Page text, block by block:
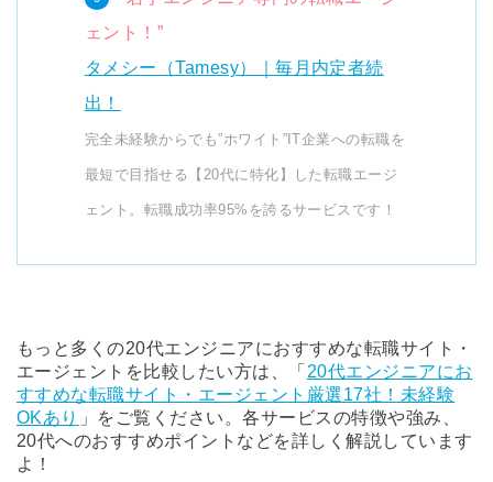
ェント！”
タメシー（Tamesy）｜毎月内定者続
出！
完全未経験からでも”ホワイト”IT企業への転職を
最短で目指せる【20代に特化】した転職エージ
ェント。転職成功率95%を誇るサービスです！
もっと多くの20代エンジニアにおすすめな転職サイト・
エージェントを比較したい方は、「 20代エンジニアにお
すすめな転職サイト・エージェント厳選17社！未経験
OKあり
」をご覧ください。各サービスの特徴や強み、
20代へのおすすめポイントなどを詳しく解説しています
よ！